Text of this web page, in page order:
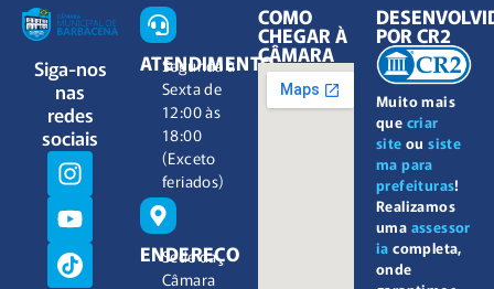
Siga-nos
nas
redes
sociais
ATENDIMENTO
Segunda à
Sexta de
12:00 às
18:00
(Exceto
feriados)
ENDEREÇO
Sede da
Câmara
COMO
CHEGAR À
CÂMARA
Muito mais
que criar
site ousiste
ma para
prefeituras!
Realizamos
uma assessor
ia completa,
onde
POR CR2